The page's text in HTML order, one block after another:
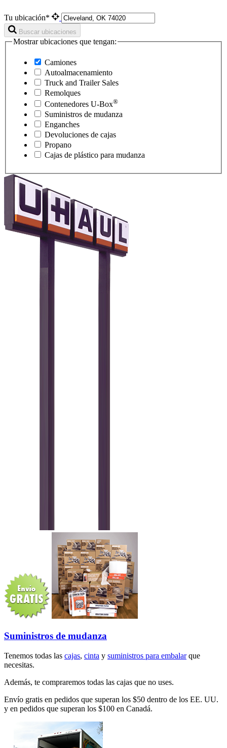
Tu ubicación*
Buscar ubicaciones
Mostrar ubicaciones que tengan:
Camiones
Autoalmacenamiento
Truck and Trailer Sales
Remolques
Contenedores U-Box®
Suministros de mudanza
Enganches
Devoluciones de cajas
Propano
Cajas de plástico para mudanza
Suministros de mudanza
Tenemos todas las cajas, cinta y suministros para embalarque
necesitas.
Además, te compraremos todas las cajas que no uses.
Envío gratis en pedidos que superan los $50 dentro de los EE. UU.
y en pedidos que superan los $100 en Canadá.